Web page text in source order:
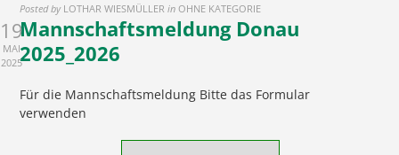
Posted by LOTHAR WIESMÜLLER in OHNE KATEGORIE
19
MAI
2025
Mannschaftsmeldung Donau
2025_2026
Für die Mannschaftsmeldung Bitte das Formular
verwenden